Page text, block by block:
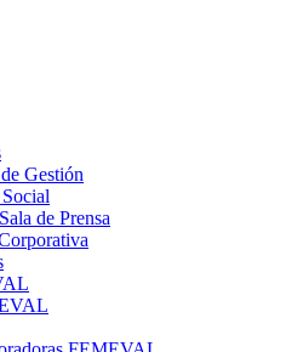
Gestión
de Prensa